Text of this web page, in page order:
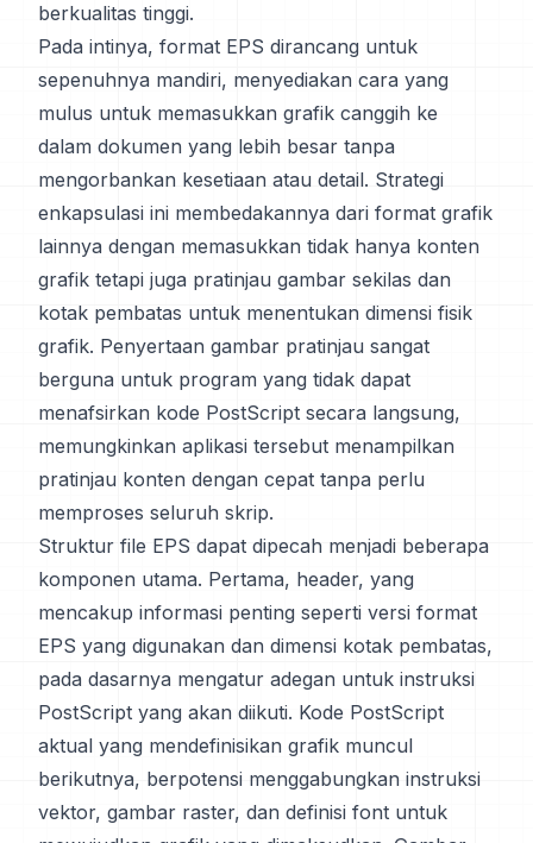
berkualitas tinggi.
Pada intinya, format EPS dirancang untuk
sepenuhnya mandiri, menyediakan cara yang
mulus untuk memasukkan grafik canggih ke
dalam dokumen yang lebih besar tanpa
mengorbankan kesetiaan atau detail. Strategi
enkapsulasi ini membedakannya dari format grafik
lainnya dengan memasukkan tidak hanya konten
grafik tetapi juga pratinjau gambar sekilas dan
kotak pembatas untuk menentukan dimensi fisik
grafik. Penyertaan gambar pratinjau sangat
berguna untuk program yang tidak dapat
menafsirkan kode PostScript secara langsung,
memungkinkan aplikasi tersebut menampilkan
pratinjau konten dengan cepat tanpa perlu
memproses seluruh skrip.
Struktur file EPS dapat dipecah menjadi beberapa
komponen utama. Pertama, header, yang
mencakup informasi penting seperti versi format
EPS yang digunakan dan dimensi kotak pembatas,
pada dasarnya mengatur adegan untuk instruksi
PostScript yang akan diikuti. Kode PostScript
aktual yang mendefinisikan grafik muncul
berikutnya, berpotensi menggabungkan instruksi
vektor, gambar raster, dan definisi font untuk